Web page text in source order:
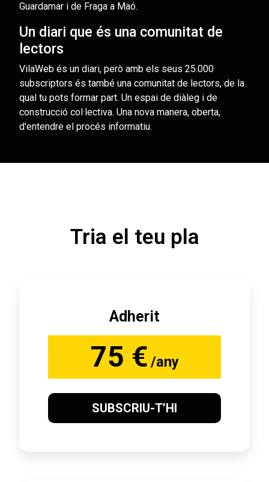
Guardamar i de Fraga a Maó.
Un diari que és una comunitat de
lectors
VilaWeb és un diari, però amb els seus 25.000
subscriptors és també una comunitat de lectors, de la
qual tu pots formar part. Un espai de diàleg i de
construcció col·lectiva. Una nova manera, oberta,
d'entendre el procés informatiu.
Tria el teu pla
Adherit
75 € /any
SUBSCRIU-T’HI